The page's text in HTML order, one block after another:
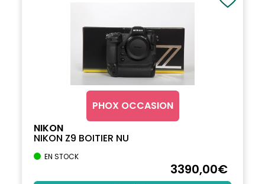
PHOX OCCASION
NIKON
NIKON Z9 BOITIER NU
EN STOCK
3390,00€